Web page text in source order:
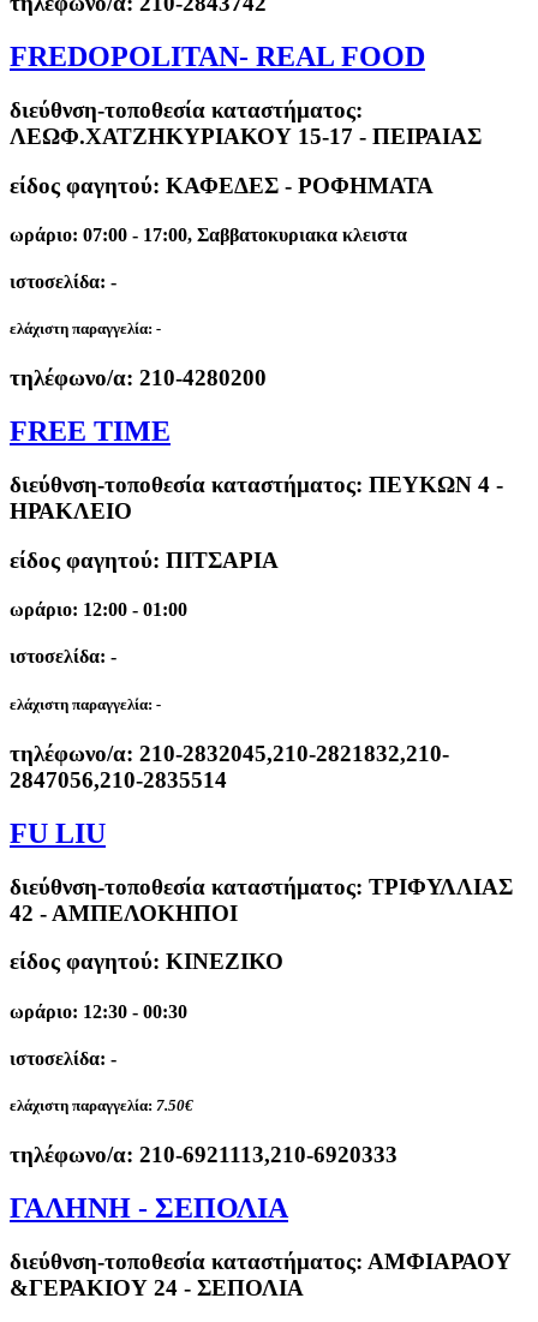
FREDOPOLITAN- REAL FOOD
διεύθνση-τοποθεσία καταστήματος:
ΛΕΩΦ.ΧΑΤΖΗΚΥΡΙΑΚΟΥ 15-17 - ΠΕΙΡΑΙΑΣ
είδος φαγητού: ΚΑΦΕΔΕΣ - ΡΟΦΗΜΑΤΑ
ωράριο: 07:00 - 17:00, Σαββατοκυριακα κλειστα
ιστοσελίδα: -
ελάχιστη παραγγελία: -
τηλέφωνο/α: 210-4280200
FREE TIME
διεύθνση-τοποθεσία καταστήματος: ΠΕΥΚΩΝ 4 -
ΗΡΑΚΛΕΙΟ
είδος φαγητού: ΠΙΤΣΑΡΙΑ
ωράριο: 12:00 - 01:00
ιστοσελίδα: -
ελάχιστη παραγγελία: -
τηλέφωνο/α: 210-2832045,210-2821832,210-
2847056,210-2835514
FU LIU
διεύθνση-τοποθεσία καταστήματος: ΤΡΙΦΥΛΛΙΑΣ
42 - ΑΜΠΕΛΟΚΗΠΟΙ
είδος φαγητού: ΚΙΝΕΖΙΚΟ
ωράριο: 12:30 - 00:30
ιστοσελίδα: -
ελάχιστη παραγγελία: 7.50€
τηλέφωνο/α: 210-6921113,210-6920333
ΓΑΛΗΝΗ - ΣΕΠΟΛΙΑ
διεύθνση-τοποθεσία καταστήματος: ΑΜΦΙΑΡΑΟΥ
&ΓΕΡΑΚΙΟΥ 24 - ΣΕΠΟΛΙΑ